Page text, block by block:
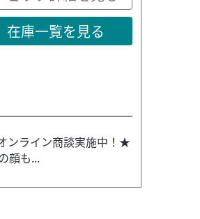
在庫一覧を見る
ンライン商談実施中！★
顔も...